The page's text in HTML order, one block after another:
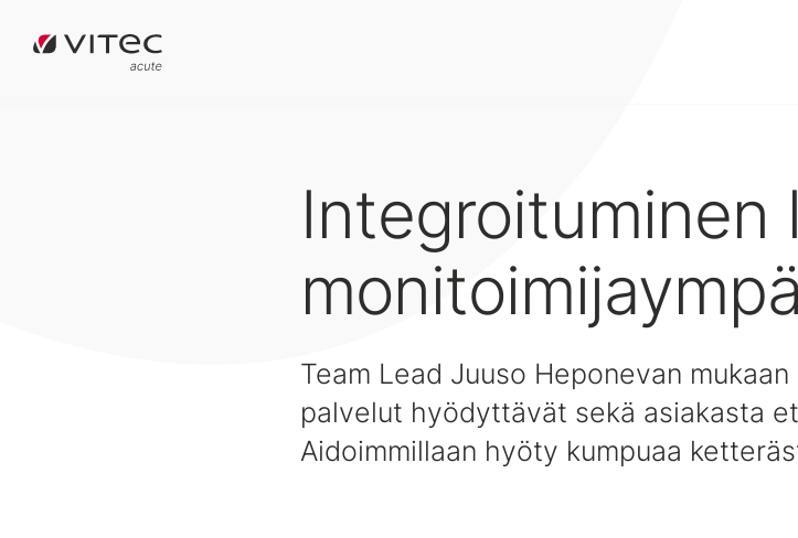
Integroituminen
Team Lead Juuso Heponevan
palvelut hyödyttävät sekä asiakasta
Aidoimmillaan hyöty kumpuaa